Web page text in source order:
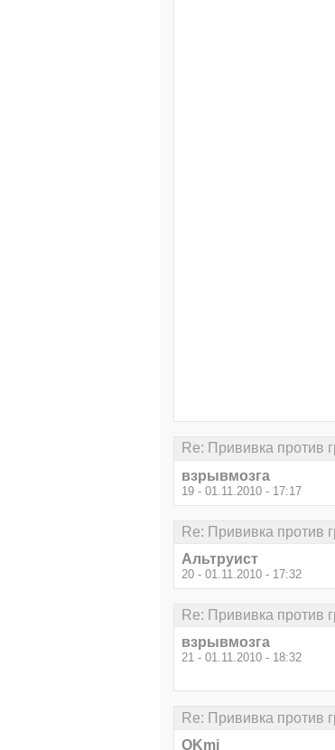
Re: Прививка против
взрывмозга
19 - 01.11.2010 - 17:17
Re: Прививка против
Альтруист
20 - 01.11.2010 - 17:32
Re: Прививка против
взрывмозга
21 - 01.11.2010 - 18:32
Re: Прививка против
OKmi